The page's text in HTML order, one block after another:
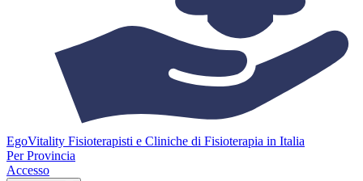
EgoVitality Fisioterapisti e Cliniche di Fisioterapia in Italia
Per Provincia
Accesso